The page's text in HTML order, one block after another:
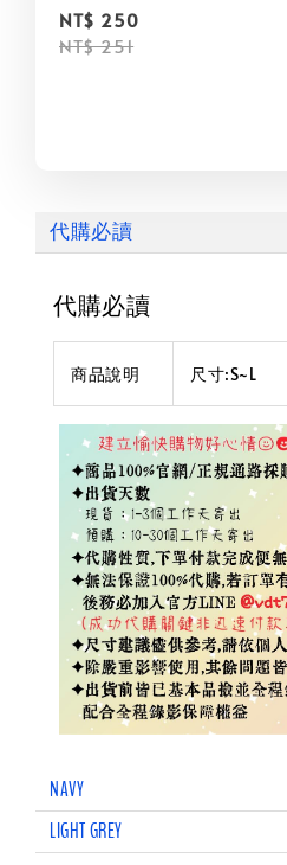
NT$ 250
NT$ 251
代購必讀
代購必讀
商品說明 尺寸:S~L
NAVY
LIGHT GREY